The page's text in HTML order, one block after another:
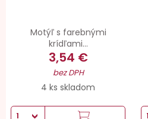
Motýľ s farebnými
krídľami...
3,54 €
bez DPH
4 ks skladom